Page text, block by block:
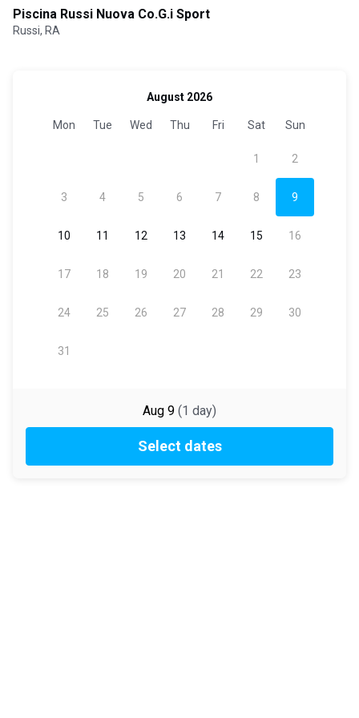
Piscina Russi Nuova Co.G.i Sport
Russi, RA
Aug 9 (1 day)
Select dates